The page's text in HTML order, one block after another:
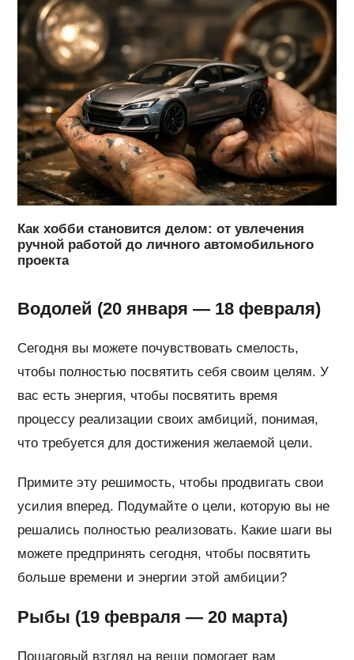
Как хобби становится делом: от увлечения
ручной работой до личного автомобильного
проекта
Водолей (20 января — 18 февраля)
Сегодня вы можете почувствовать смелость,
чтобы полностью посвятить себя своим целям. У
вас есть энергия, чтобы посвятить время
процессу реализации своих амбиций, понимая,
что требуется для достижения желаемой цели.
Примите эту решимость, чтобы продвигать свои
усилия вперед. Подумайте о цели, которую вы не
решались полностью реализовать. Какие шаги вы
можете предпринять сегодня, чтобы посвятить
больше времени и энергии этой амбиции?
Рыбы (19 февраля — 20 марта)
Пошаговый взгляд на вещи помогает вам